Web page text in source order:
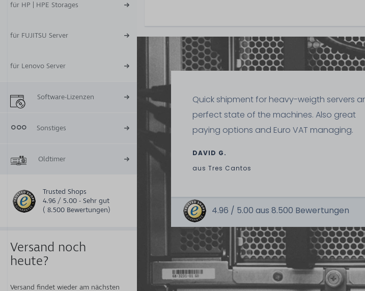
für HP | HPE Storages
für FUJITSU Server
für Lenovo Server
Software-Lizenzen
Sonstiges
Oldtimer
Trusted Shops
4.96 / 5.00 - Sehr gut
( 8.500 Bewertungen)
Versand noch
heute?
Versand findet wieder am nächsten
Quick shipment for heavy-weigth servers
perfect state of the machines. Also great
paying options and Euro VAT managing.
DAVID G.
aus Tres Cantos
4.96 / 5.00 aus 8.500 Bewertungen